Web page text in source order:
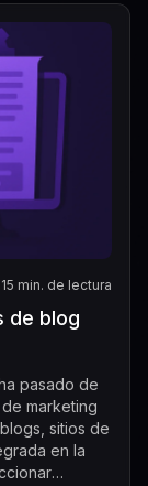
15 min. de lectura
de blog
pasado de
marketing
sitios de
en la